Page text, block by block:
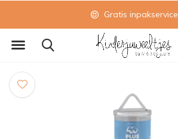
Gratis inpakservice